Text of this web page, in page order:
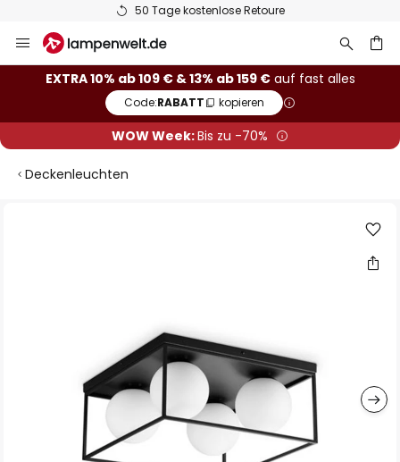
50 Tage kostenlose Retoure
Inhalt
springen
EXTRA 10% ab 109 € & 13% ab 159 €auf fast alles
Code:RABATT kopieren
WOW Week:Bis zu -70%
Deckenleuchten